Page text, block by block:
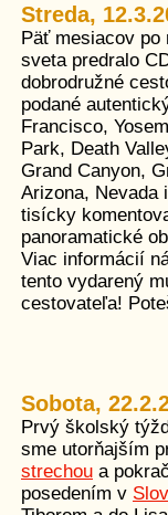
Streda,
Päť mesiacov po
sveta predralo
dobrodružné
podané
Francisco,
Park, Death
Grand Canyon,
Arizona, Nevada
tisícky
panoramatické
Viac informácií
tento vydarený
cestovateľa!
Sobota,
Prvý školský
sme utorňajším
strechou a
posedením v